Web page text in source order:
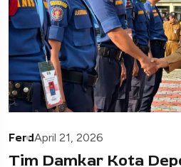
FerdApril 21, 2026
Tim Damkar Kota